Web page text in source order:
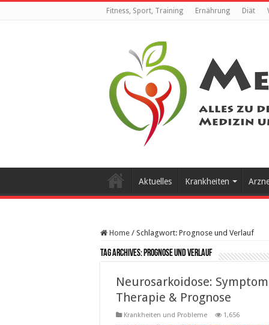
Fitness, Sport, Training Ernährung Diät
Aktuelles Krankheiten
Home / Schlagwort: Prognose und Verlauf
Tag Archives: Prognose und Verlauf
Neurosarkoidose:
Therapie & Prognose
Krankheiten und Probleme 1,656